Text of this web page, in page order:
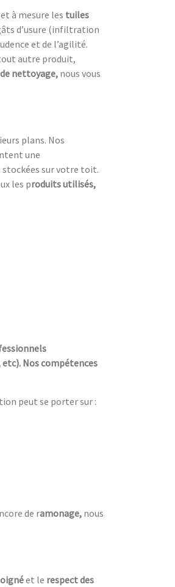
à mesure les tuiles
d’usure (infiltration
et de l’agilité.
autre produit,
nettoyage, nous vous
plans. Nos
une
stockées sur votre toit.
les produits utilisés,
Nos compétences
peut se porter sur :
de ramonage, nous
et le respect des